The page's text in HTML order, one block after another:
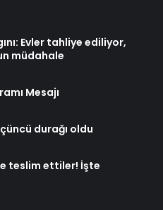
Evler tahliye ediliyor,
müdahale
Mesajı
durağı oldu
teslim ettiler! İşte